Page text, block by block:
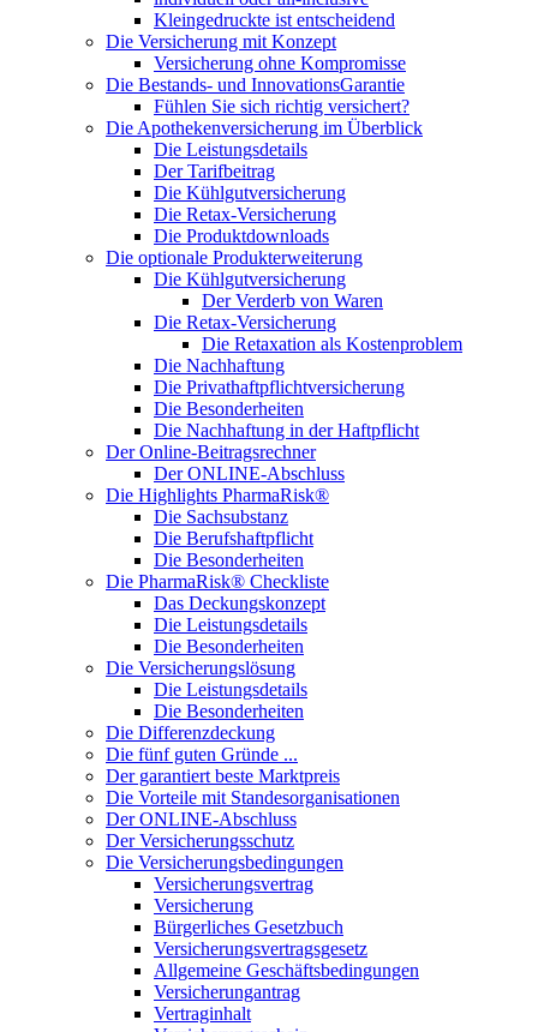
Kleingedruckte ist entscheidend
Die Versicherung mit Konzept
Versicherung ohne Kompromisse
Die Bestands- und InnovationsGarantie
Fühlen Sie sich richtig versichert?
Die Apothekenversicherung im Überblick
Die Leistungsdetails
Der Tarifbeitrag
Die Kühlgutversicherung
Die Retax-Versicherung
Die Produktdownloads
Die optionale Produkterweiterung
Die Kühlgutversicherung
Der Verderb von Waren
Die Retax-Versicherung
Die Retaxation als Kostenproblem
Die Nachhaftung
Die Privathaftpflichtversicherung
Die Besonderheiten
Die Nachhaftung in der Haftpflicht
Der Online-Beitragsrechner
Der ONLINE-Abschluss
Die Highlights PharmaRisk®
Die Sachsubstanz
Die Berufshaftpflicht
Die Besonderheiten
Die PharmaRisk® Checkliste
Das Deckungskonzept
Die Leistungsdetails
Die Besonderheiten
Die Versicherungslösung
Die Leistungsdetails
Die Besonderheiten
Die Differenzdeckung
Die fünf guten Gründe ...
Der garantiert beste Marktpreis
Die Vorteile mit Standesorganisationen
Der ONLINE-Abschluss
Der Versicherungsschutz
Die Versicherungsbedingungen
Versicherungsvertrag
Versicherung
Bürgerliches Gesetzbuch
Versicherungsvertragsgesetz
Allgemeine Geschäftsbedingungen
Versicherungantrag
Vertraginhalt